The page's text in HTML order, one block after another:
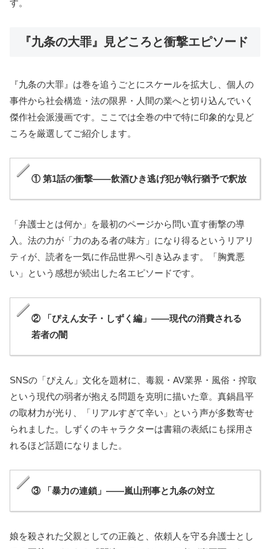
す。
『九条の大罪』見どころと衝撃エピソード
『九条の大罪』は巻を追うごとにスケールを拡大し、個人の
事件から社会構造・法の限界・人間の業へと切り込んでいく
傑作社会派漫画です。ここでは全巻の中で特に印象的な見ど
ころを厳選してご紹介します。
① 第1話の衝撃——飲酒ひき逃げ犯が執行猶予で釈放
「弁護士とは何か」を最初のページから問い直す衝撃の導
入。法の力が「力のある者の味方」になり得るというリアリ
ティが、読者を一気に作品世界へ引き込みます。「胸糞悪
い」という感想が続出した名エピソードです。
② 「ぴえん女子・しずく編」——現代の消費される
若者の闇
SNSの「ぴえん」文化を題材に、毒親・AV業界・風俗・搾取
という現代の弱者が抱える問題を克明に描いた章。真鍋昌平
の取材力が光り、「リアルすぎて辛い」という声が多数寄せ
られました。しずくのキャラクターは書籍の表紙にも採用さ
れるほど話題になりました。
③ 「暴力の連鎖」——嵐山刑事と九条の対立
娘を殺された父親としての正義と、依頼人を守る弁護士とし